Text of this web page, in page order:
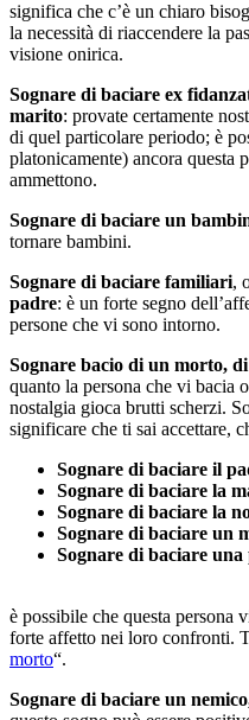
significa che c’è un chiaro
la necessità di riaccendere la
visione onirica.
Sognare di baciare ex
marito: provate certamente
di quel particolare periodo; è
platonicamente) ancora questa
ammettono.
Sognare di baciare un
tornare bambini.
Sognare di baciare familiari,
padre: è un forte segno
persone che vi sono intorno.
Sognare bacio di un morto,
quanto la persona che vi bacia
nostalgia gioca brutti scherzi.
significare che ti sai accettare,
Sognare di baciare il
Sognare di baciare la
Sognare di baciare la
Sognare di baciare un
Sognare di baciare
è possibile che questa persona
forte affetto nei loro confronti.
morto“.
Sognare di baciare un